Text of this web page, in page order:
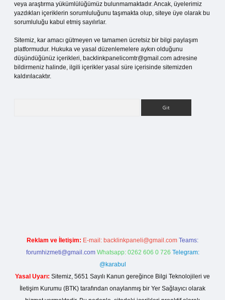
veya araştırma yükümlülüğümüz bulunmamaktadır. Ancak, üyelerimiz
yazdıkları içeriklerin sorumluluğunu taşımakta olup, siteye üye olarak bu
sorumluluğu kabul etmiş sayılırlar.
Sitemiz, kar amacı gütmeyen ve tamamen ücretsiz bir bilgi paylaşım
platformudur. Hukuka ve yasal düzenlemelere aykırı olduğunu
düşündüğünüz içerikleri, backlinkpanelicomtr@gmail.com adresine
bildirmeniz halinde, ilgili içerikler yasal süre içerisinde sitemizden
kaldırılacaktır.
Reklam ve İletişim: E-mail: backlinkpaneli@gmail.com Teams:
forumhizmeti@gmail.com Whatsapp: 0262 606 0 726 Telegram:
@karabul
Yasal Uyarı: Sitemiz, 5651 Sayılı Kanun gereğince Bilgi Teknolojileri ve
İletişim Kurumu (BTK) tarafından onaylanmış bir Yer Sağlayıcı olarak